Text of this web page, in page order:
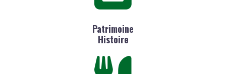
Patrimoine
Histoire